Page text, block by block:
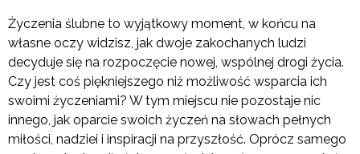
Życzenia ślubne to wyjątkowy moment, w końcu na
własne oczy widzisz, jak dwoje zakochanych ludzi
decyduje się na rozpoczęcie nowej, wspólnej drogi życia.
Czy jest coś piękniejszego niż możliwość wsparcia ich
swoimi życzeniami? W tym miejscu nie pozostaje nic
innego, jak oparcie swoich życzeń na słowach pełnych
miłości, nadziei i inspiracji na przyszłość. Oprócz samego